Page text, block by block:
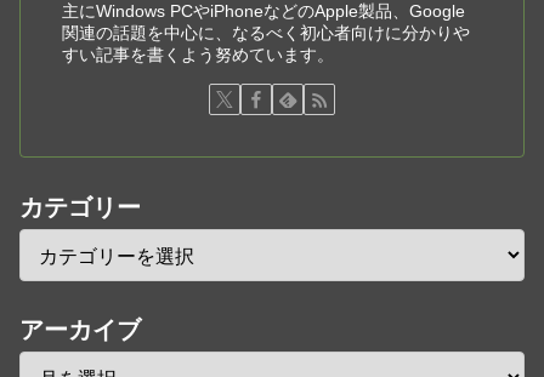
主にWindows PCやiPhoneなどのApple製品、Google
関連の話題を中心に、なるべく初心者向けに分かりや
すい記事を書くよう努めています。
カテゴリー
アーカイブ